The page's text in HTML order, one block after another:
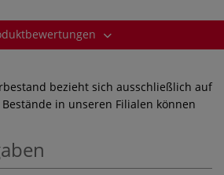
bezieht sich ausschließlich auf
in unseren Filialen können